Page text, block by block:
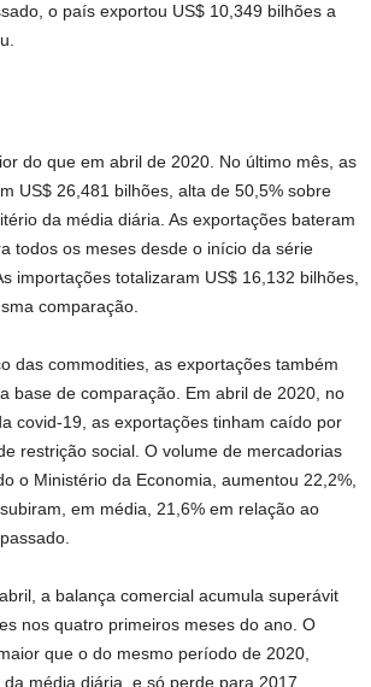
o país exportou US$ 10,349 bilhões a
do que em abril de 2020. No último mês, as
US$ 26,481 bilhões, alta de 50,5% sobre
da média diária. As exportações bateram
todos os meses desde o início da série
importações totalizaram US$ 16,132 bilhões,
comparação.
das commodities, as exportações também
base de comparação. Em abril de 2020, no
covid-19, as exportações tinham caído por
restrição social. O volume de mercadorias
o Ministério da Economia, aumentou 22,2%,
em média, 21,6% em relação ao
a balança comercial acumula superávit
nos quatro primeiros meses do ano. O
que o do mesmo período de 2020,
média diária, e só perde para 2017,